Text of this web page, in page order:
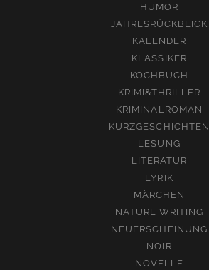
HUMOR
JAHRESRÜCKBLICK
KALENDER
KLASSIKER
KOCHBUCH
KRIMI&THRILLER
KRIMINALROMAN
KURZGESCHICHTEN
LESUNG
LITERATUR
LYRIK
MÄRCHEN
NATURE WRITING
NEUERSCHEINUNG
NOIR
NOVELLE